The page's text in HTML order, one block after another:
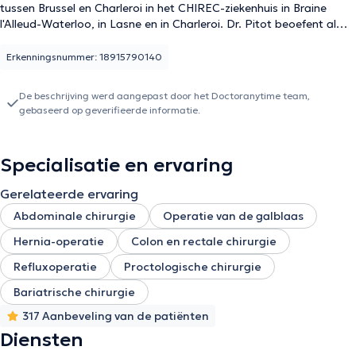
tussen Brussel en Charleroi in het CHIREC-ziekenhuis in Braine
l'Alleud-Waterloo, in Lasne en in Charleroi. Dr. Pitot beoefent al
dan 3.000 patiënten geopereerd. Zijn werk wordt erkend door het
collega’s tijdens trainingen
Erkenningsnummer: 18915790140
De beschrijving werd aangepast door het Doctoranytime team,
gebaseerd op geverifieerde informatie.
Specialisatie en ervaring
Gerelateerde ervaring
Abdominale chirurgie
Operatie van de galblaas
Hernia-operatie
Colon en rectale chirurgie
Refluxoperatie
Proctologische chirurgie
Bariatrische chirurgie
317 Aanbeveling van de patiënten
Diensten